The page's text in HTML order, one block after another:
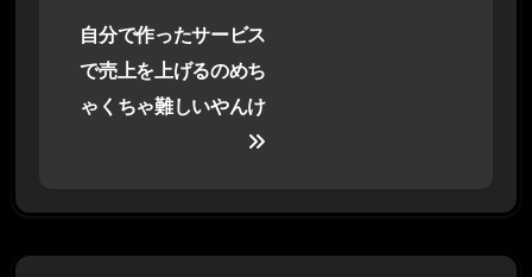
ゲ
ー
自分で作ったサービス
で売上を上げるのめち
ゃくちゃ難しいやんけ